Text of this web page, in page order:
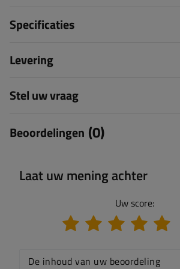
Specificaties
Levering
Stel uw vraag
Beoordelingen (0)
Laat uw mening achter
Uw score:
De inhoud van uw beoordeling